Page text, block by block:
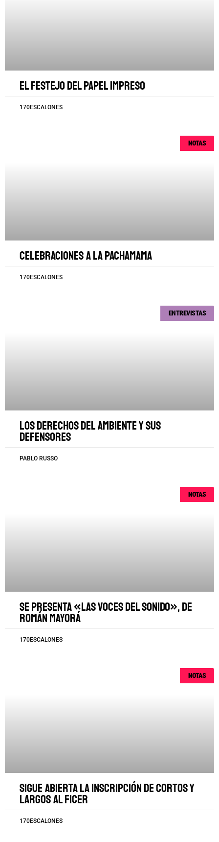
El festejo del papel impreso
170ESCALONES
NOTAS
Celebraciones a la Pachamama
170ESCALONES
ENTREVISTAS
Los derechos del ambiente y sus
defensores
PABLO RUSSO
NOTAS
Se presenta «Las voces del sonido», de
Román Mayorá
170ESCALONES
NOTAS
Sigue abierta la inscripción de cortos y
largos al FICER
170ESCALONES